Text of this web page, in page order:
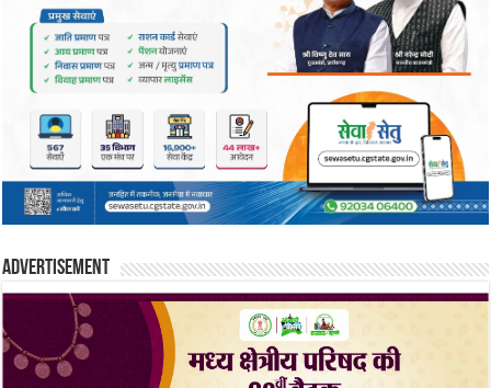
Advertisement